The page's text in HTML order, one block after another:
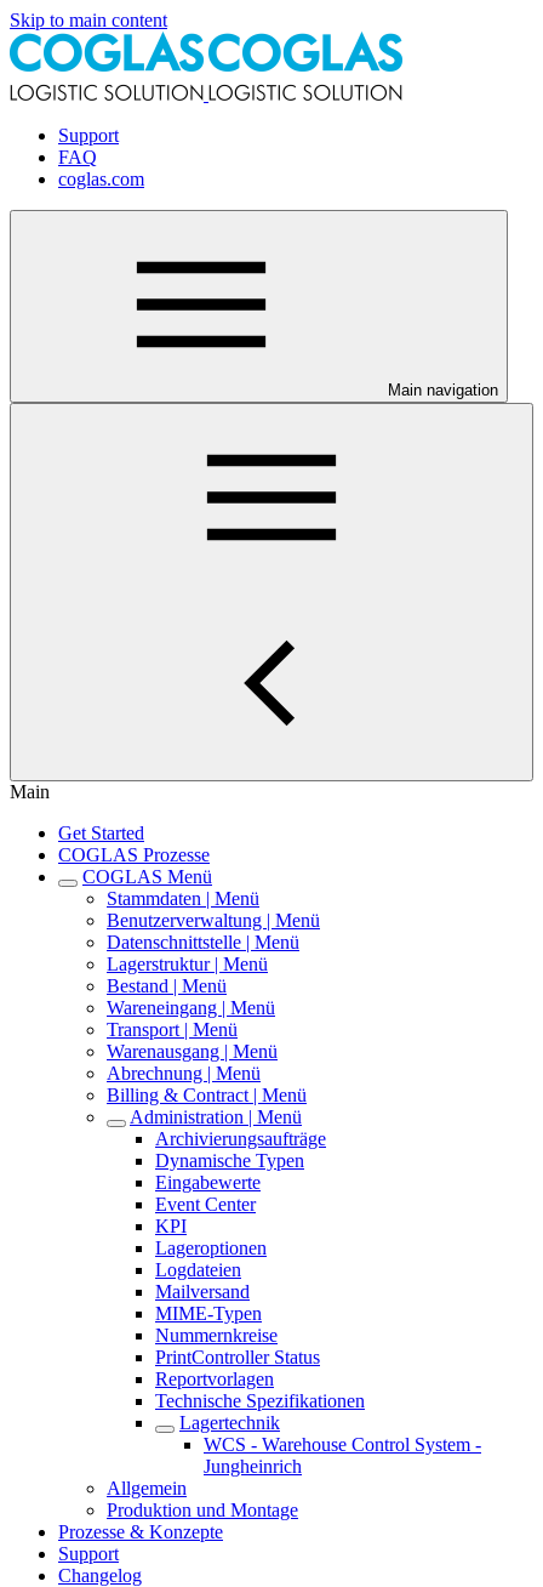
Skip to main content
Support
FAQ
coglas.com
Main navigation
Main
Get Started
COGLAS Prozesse
COGLAS Menü
Stammdaten | Menü
Benutzerverwaltung | Menü
Datenschnittstelle | Menü
Lagerstruktur | Menü
Bestand | Menü
Wareneingang | Menü
Transport | Menü
Warenausgang | Menü
Abrechnung | Menü
Billing & Contract | Menü
Administration | Menü
Archivierungsaufträge
Dynamische Typen
Eingabewerte
Event Center
KPI
Lageroptionen
Logdateien
Mailversand
MIME-Typen
Nummernkreise
PrintController Status
Reportvorlagen
Technische Spezifikationen
Lagertechnik
WCS - Warehouse Control System -
Jungheinrich
Allgemein
Produktion und Montage
Prozesse & Konzepte
Support
Changelog